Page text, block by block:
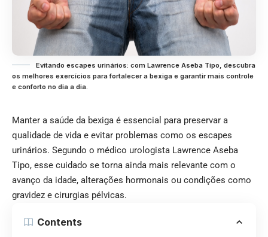
Evitando escapes urinários: com Lawrence Aseba Tipo, descubra
os melhores exercícios para fortalecer a bexiga e garantir mais controle
e conforto no dia a dia.
Manter a saúde da bexiga é essencial para preservar a
qualidade de vida e evitar problemas como os escapes
urinários. Segundo o médico urologista Lawrence Aseba
Tipo, esse cuidado se torna ainda mais relevante com o
avanço da idade, alterações hormonais ou condições como
gravidez e cirurgias pélvicas.
Contents